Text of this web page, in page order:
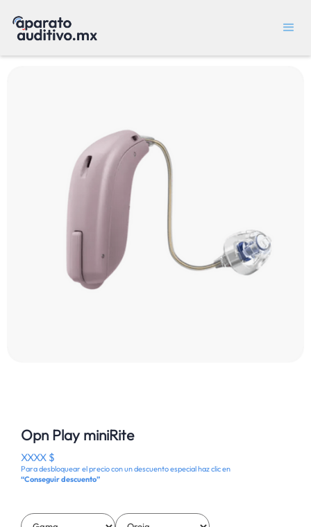
Opn Play miniRite
XXXX $
Para desbloquear el precio con un descuento especial haz clic en
“Conseguir descuento”